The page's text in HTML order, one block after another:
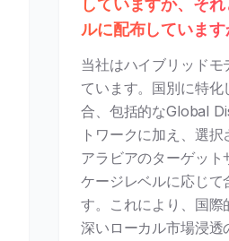
ルに配布しています
当社はハイブリッドモ
ています。国別に特化
合、包括的なGlobal
トワークに加え、選
アラビアのターゲット
ケージレベルに応じて
す。これにより、国際
深いローカル市場浸透